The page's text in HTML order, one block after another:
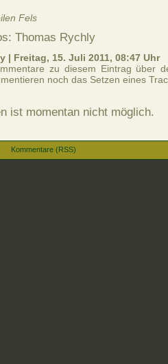
Fels
Thomas Rychly
| Freitag, 15. Juli 2011, 08:47 Uhr
zu diesem Eintrag über
noch das Setzen eines
ist momentan nicht möglich.
Kommentare (RSS)